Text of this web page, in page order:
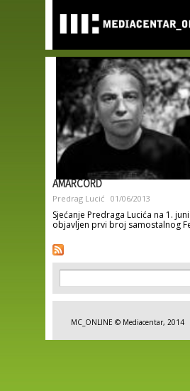
main
content
AMARCORD
Predrag Lucić 01/06/2013
Sjećanje Predraga Lucića na 1.
objavljen prvi broj samostalnog
Search form
Search
MC_ONLINE © Mediacentar, 2014